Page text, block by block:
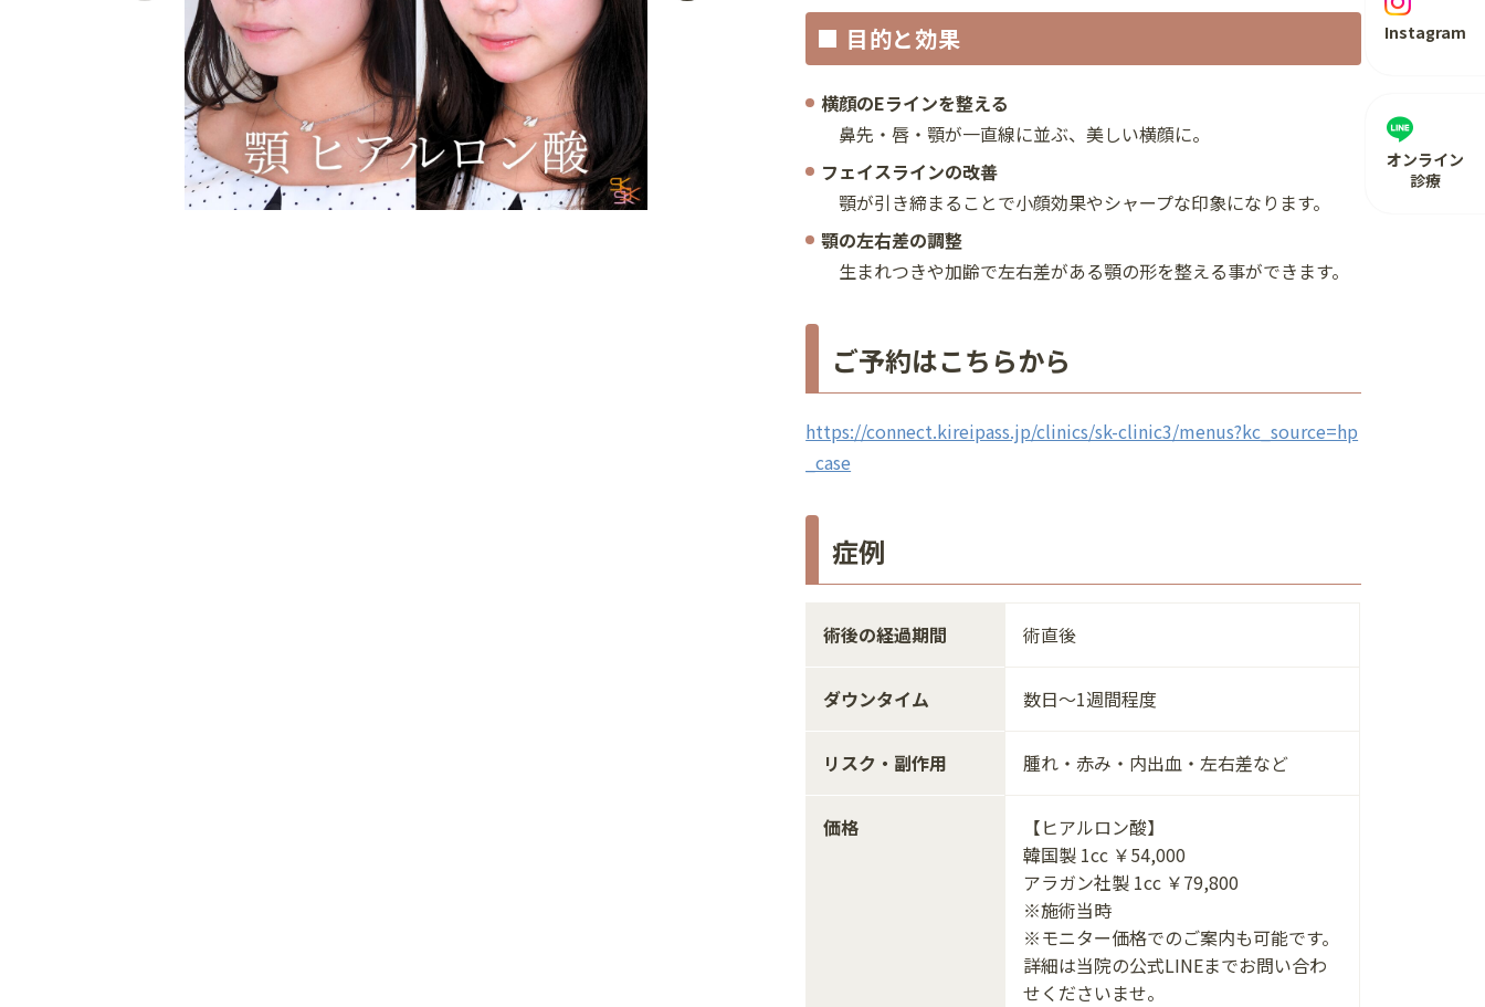
Instagram
オンライン
診療
■ 目的と効果
横顔のEラインを整える
鼻先・唇・顎が一直線に並ぶ、美しい横顔に。
フェイスラインの改善
顎が引き締まることで小顔効果やシャープな印象になります。
顎の左右差の調整
生まれつきや加齢で左右差がある顎の形を整える事ができます。
ご予約はこちらから
https://connect.kireipass.jp/clinics/sk-clinic3/menus?kc_source=hp
_case
症例
術後の経過期間 術直後
ダウンタイム 数日～1週間程度
リスク・副作用 腫れ・赤み・内出血・左右差など
価格
【ヒアルロン酸】
韓国製 1cc ￥54,000
アラガン社製 1cc ￥79,800
※施術当時
※モニター価格でのご案内も可能です。
詳細は当院の公式LINEまでお問い合わ
せくださいませ。